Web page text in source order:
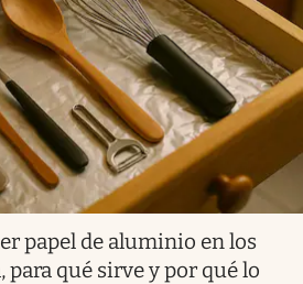
papel de aluminio en los
para qué sirve y por qué lo